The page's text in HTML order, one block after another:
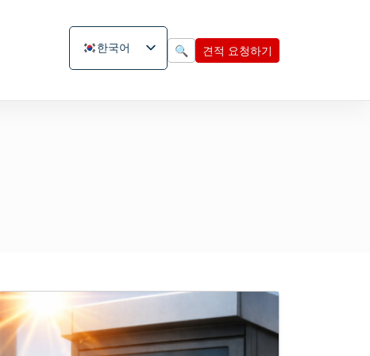
한국어 🔍 견적 요청하기